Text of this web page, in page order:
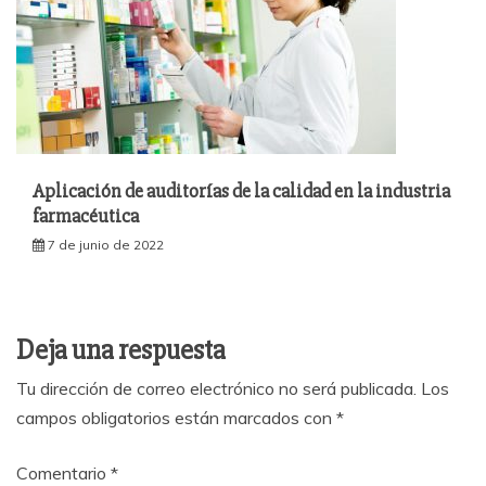
Aplicación de auditorías de la calidad en la industria
farmacéutica
7 de junio de 2022
Deja una respuesta
Tu dirección de correo electrónico no será publicada. Los
campos obligatorios están marcados con *
Comentario *